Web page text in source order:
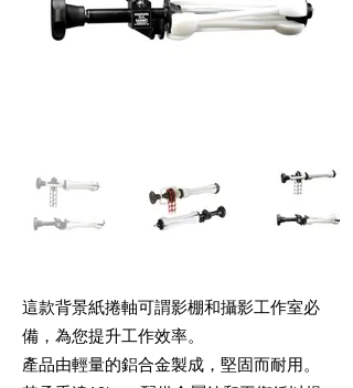
這款背景紙捲軸可謂影棚和攝影工作室必
備，為您提升工作效率。
產品由輕量的鋁合金製成，堅固而耐用。